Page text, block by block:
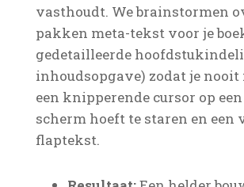
vasthoudt. We brainstormen
pakken meta-tekst voor je
gedetailleerde
inhoudsopgave) zodat je nooit
een knipperende cursor op
scherm hoeft te staren en een
flaptekst.